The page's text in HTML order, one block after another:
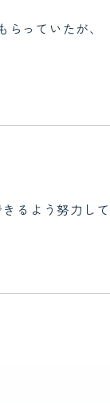
っていたが、
るよう努力して